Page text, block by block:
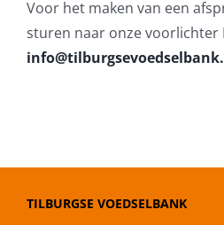
Voor het maken van een
sturen naar onze voorlichter
TILBURGSE VOEDSELBANK